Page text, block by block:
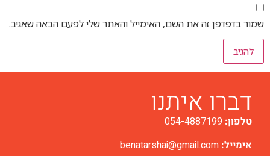
שמור בדפדפן זה את השם, האימייל והאתר שלי לפעם הבאה שאגיב.
דברו איתנו
טלפון: 054-4887199
אימייל: benatarshai@gmail.com